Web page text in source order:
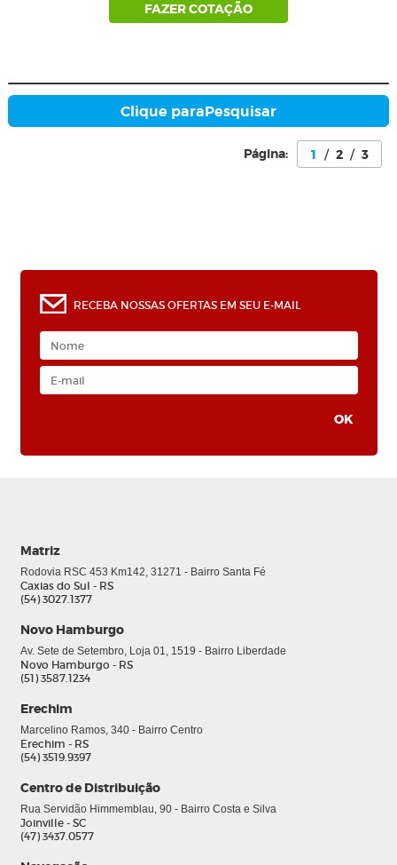
FAZER COTAÇÃO
Clique paraPesquisar
Página: 1 / 2 / 3
RECEBA NOSSAS OFERTAS EM SEU E-MAIL
Matriz
Rodovia RSC 453 Km142, 31271 - Bairro Santa Fé
Caxias do Sul - RS
(54) 3027.1377
Novo Hamburgo
Av. Sete de Setembro, Loja 01, 1519 - Bairro Liberdade
Novo Hamburgo - RS
(51) 3587.1234
Erechim
Marcelino Ramos, 340 - Bairro Centro
Erechim - RS
(54) 3519.9397
Centro de Distribuição
Rua Servidão Himmemblau, 90 - Bairro Costa e Silva
Joinville - SC
(47) 3437.0577
0